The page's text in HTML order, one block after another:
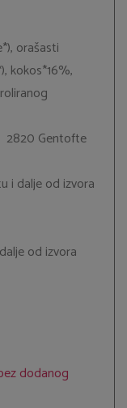
orašasti
kokos*16%,
2820 Gentofte
i dalje od izvora
od izvora
dodanog